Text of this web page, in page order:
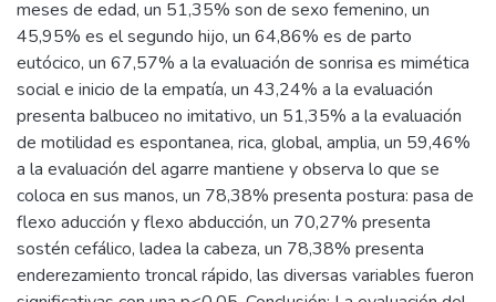
meses de edad, un 51,35% son de sexo femenino, un
45,95% es el segundo hijo, un 64,86% es de parto
eutócico, un 67,57% a la evaluación de sonrisa es mimética
social e inicio de la empatía, un 43,24% a la evaluación
presenta balbuceo no imitativo, un 51,35% a la evaluación
de motilidad es espontanea, rica, global, amplia, un 59,46%
a la evaluación del agarre mantiene y observa lo que se
coloca en sus manos, un 78,38% presenta postura: pasa de
flexo aducción y flexo abducción, un 70,27% presenta
sostén cefálico, ladea la cabeza, un 78,38% presenta
enderezamiento troncal rápido, las diversas variables fueron